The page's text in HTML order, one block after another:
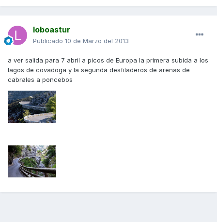
loboastur
Publicado 10 de Marzo del 2013
a ver salida para 7 abril a picos de Europa la primera subida a los
lagos de covadoga y la segunda desfiladeros de arenas de
cabrales a poncebos